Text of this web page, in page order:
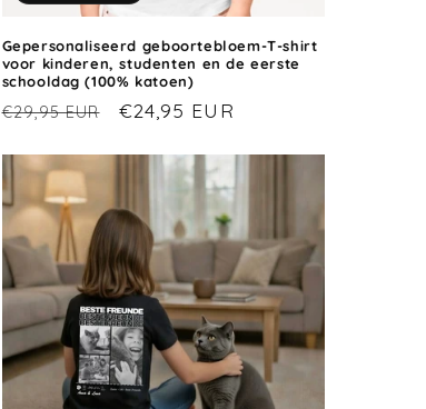
Gepersonaliseerd geboortebloem-T-shirt
voor kinderen, studenten en de eerste
schooldag (100% katoen)
Normale
€29,95 EUR Aanbiedingsprijs
€24,95 EUR